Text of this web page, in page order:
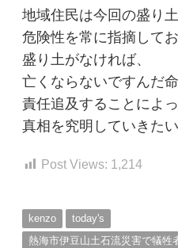
地域住民は今回の盛り
危険性を常に指摘してお
盛り土がなければ、
亡くならないですんだ命
責任追及することによ
真相を究明していきた
Post Views: 1,214
kenzo
today's
熱海市伊豆山土石流災害で犠牲